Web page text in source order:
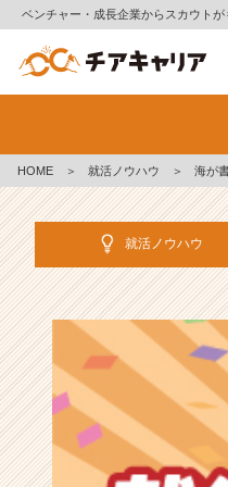
ベンチャー・成長企業からスカウトが
策
就
ノ
ハ
記
事
|
ベ
ン
チ
ー
HOME ＞ 就活ノウハウ ＞ 海が
就活ノウハウ